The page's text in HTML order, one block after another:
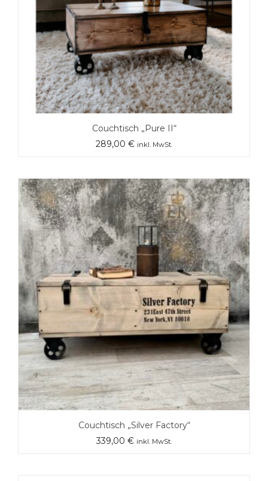
Couchtisch „Pure II“
289,00 € inkl. MwSt.
Couchtisch „Silver Factory“
339,00 € inkl. MwSt.